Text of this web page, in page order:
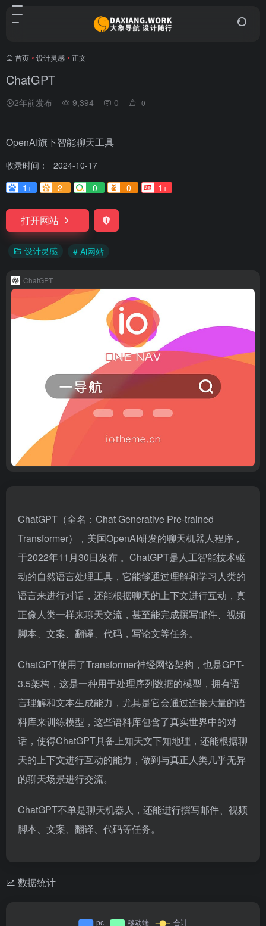
首页 • 设计灵感 • 正文
ChatGPT
2年前发布 9,394 0 0
OpenAI旗下智能聊天工具
收录时间：
2024-10-17
1+
2- 0 0 1+
打开网站
设计灵感 # Ai网站
ChatGPT
ChatGPT（全名：Chat Generative Pre-trained
Transformer），美国OpenAI研发的聊天机器人程序，
于2022年11月30日发布 。ChatGPT是人工智能技术驱
动的自然语言处理工具，它能够通过理解和学习人类的
语言来进行对话，还能根据聊天的上下文进行互动，真
正像人类一样来聊天交流，甚至能完成撰写邮件、视频
脚本、文案、翻译、代码，写论文等任务。
ChatGPT使用了Transformer神经网络架构，也是GPT-
3.5架构，这是一种用于处理序列数据的模型，拥有语
言理解和文本生成能力，尤其是它会通过连接大量的语
料库来训练模型，这些语料库包含了真实世界中的对
话，使得ChatGPT具备上知天文下知地理，还能根据聊
天的上下文进行互动的能力，做到与真正人类几乎无异
的聊天场景进行交流。
ChatGPT不单是聊天机器人，还能进行撰写邮件、视频
脚本、文案、翻译、代码等任务。
数据统计